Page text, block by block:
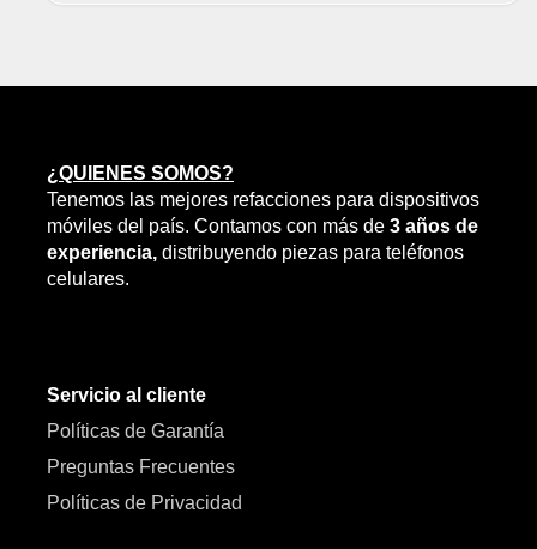
¿QUIENES SOMOS?
Tenemos las mejores refacciones para dispositivos
móviles del país. Contamos con más de 3 años de
experiencia, distribuyendo piezas para teléfonos
celulares.
Servicio al cliente
Políticas de Garantía
Preguntas Frecuentes
Políticas de Privacidad